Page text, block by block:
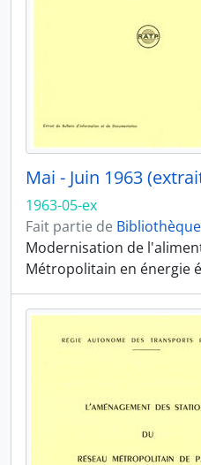
Mai - Juin 1963
1963-05-ex
Fait partie de Bibliothèque
Modernisation de
Métropolitain en énergie